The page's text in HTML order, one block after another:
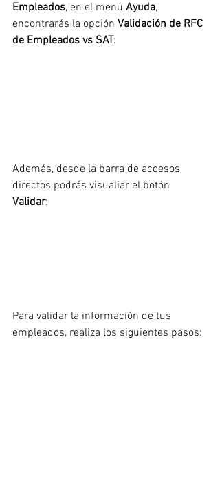
Empleados, en el menú Ayuda,
encontrarás la opción Validación de RFC
de Empleados vs SAT:
Además, desde la barra de accesos
directos podrás visualiar el botón
Validar:
Para validar la información de tus
empleados, realiza los siguientes pasos: